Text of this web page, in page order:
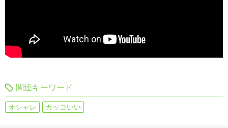
関連キーワード
オシャレ カッコいい